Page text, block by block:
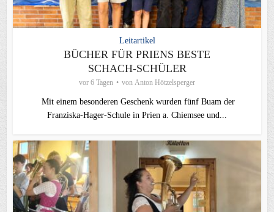
Leitartikel
BÜCHER FÜR PRIENS BESTE
SCHACH-SCHÜLER
vor 6 Tagen von Anton Hötzelsperger
Mit einem besonderen Geschenk wurden fünf Buam der
Franziska-Hager-Schule in Prien a. Chiemsee und...